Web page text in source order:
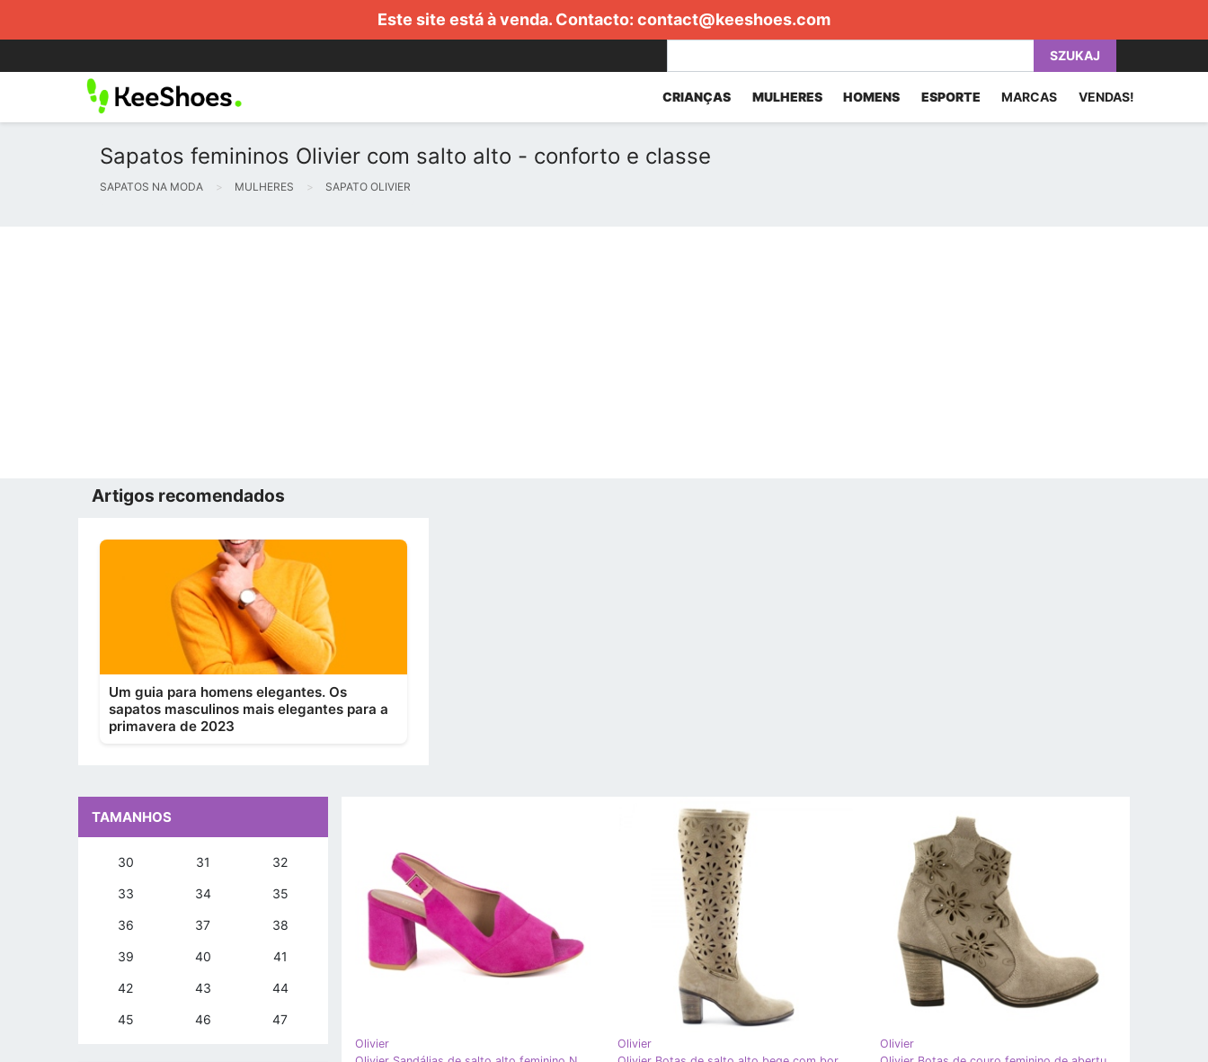
Este site está à venda. Contacto: contact@keeshoes.com
SZUKAJ
CRIANÇAS MULHERES HOMENS ESPORTE MARCAS VENDAS!
Sapatos femininos Olivier com salto alto - conforto e classe
SAPATOS NA MODA MULHERES SAPATO OLIVIER
Artigos recomendados
Um guia para homens elegantes. Os
sapatos masculinos mais elegantes para a
primavera de 2023
Olivier
Olivier
Olivier
TAMANHOS
30 31 32
33 34 35
36 37 38
39 40 41
42 43 44
45 46 47